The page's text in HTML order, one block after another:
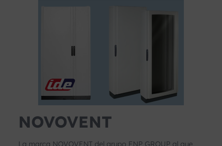
NOVOVENT
La marca NOVOVENT del grupo FNP GROUP al que